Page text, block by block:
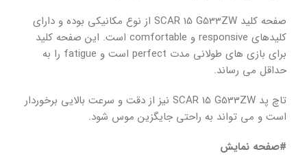
صفحه کلید SCAR 15 G533ZW از نوع مکانیکی بوده و دارای
کلیدهای responsive و comfortable است. این صفحه کلید
برای بازی های طولانی مدت perfect است و fatigue را به
حداقل می رساند.
تاچ پد SCAR 15 G533ZW نیز از دقت و سرعت بالایی برخوردار
است و می تواند به راحتی جایگزین موس شود.
#صفحه نمایش